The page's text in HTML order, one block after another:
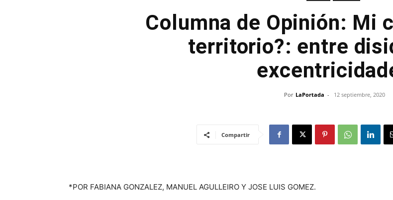
Columna de Opinión: Mi
territorio?: entre
Por LaPortada - 12 septiembre, 2020
Compartir
*POR FABIANA GONZALEZ, MANUEL AGULLEIRO Y JOSE LUIS GOMEZ.